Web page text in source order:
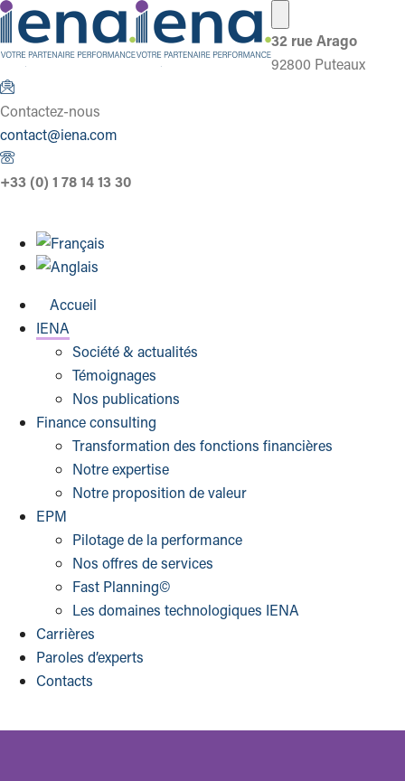
32 rue Arago
92800 Puteaux
Contactez-nous
contact@iena.com
+33 (0) 1 78 14 13 30
Accueil
IENA
Société & actualités
Témoignages
Nos publications
Finance consulting
Transformation des fonctions financières
Notre expertise
Notre proposition de valeur
EPM
Pilotage de la performance
Nos offres de services
Fast Planning©
Les domaines technologiques IENA
Carrières
Paroles d’experts
Contacts